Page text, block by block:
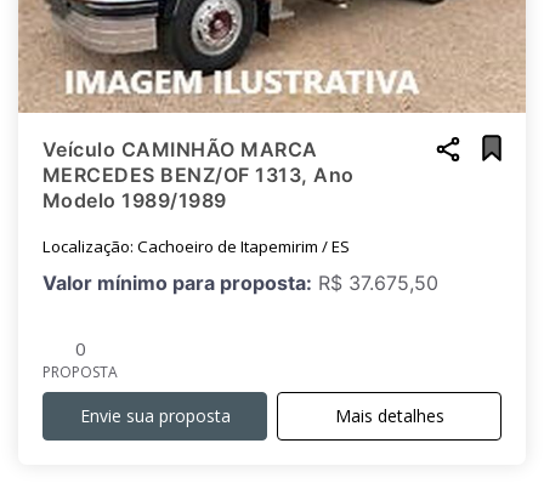
Veículo CAMINHÃO MARCA
MERCEDES BENZ/OF 1313, Ano
Modelo 1989/1989
Localização: Cachoeiro de Itapemirim / ES
Valor mínimo para proposta: R$ 37.675,50
0
PROPOSTA
Envie sua proposta Mais detalhes